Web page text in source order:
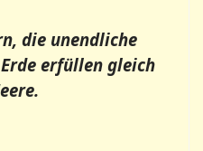
die unendliche
erfüllen gleich